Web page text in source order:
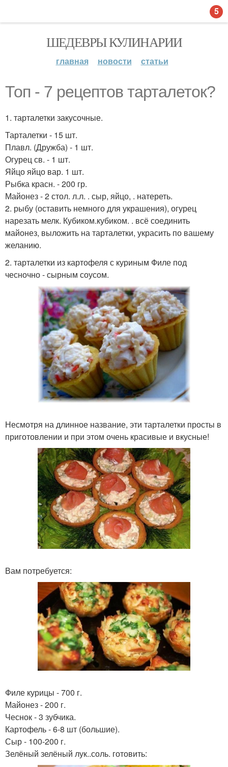
ШЕДЕВРЫ КУЛИНАРИИ
главная новости статьи
Топ - 7 рецептов тарталеток?
1. тарталетки закусочные.
Тарталетки - 15 шт.
Плавл. (Дружба) - 1 шт.
Огурец св. - 1 шт.
Яйцо яйцо вар. 1 шт.
Рыбка красн. - 200 гр.
Майонез - 2 стол. л.л. . сыр, яйцо, . натереть.
2. рыбу (оставить немного для украшения), огурец
нарезать мелк. Кубиком.кубиком. . всё соединить
майонез, выложить на тарталетки, украсить по вашему
желанию.
2. тарталетки из картофеля с куриным Филе под
чесночно - сырным соусом.
Несмотря на длинное название, эти тарталетки просты в
приготовлении и при этом очень красивые и вкусные!
Вам потребуется:
Филе курицы - 700 г.
Майонез - 200 г.
Чеснок - 3 зубчика.
Картофель - 6-8 шт (большие).
Сыр - 100-200 г.
Зелёный зелёный лук..соль. готовить:
5